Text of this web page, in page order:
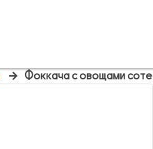
Фоккача с овощами соте